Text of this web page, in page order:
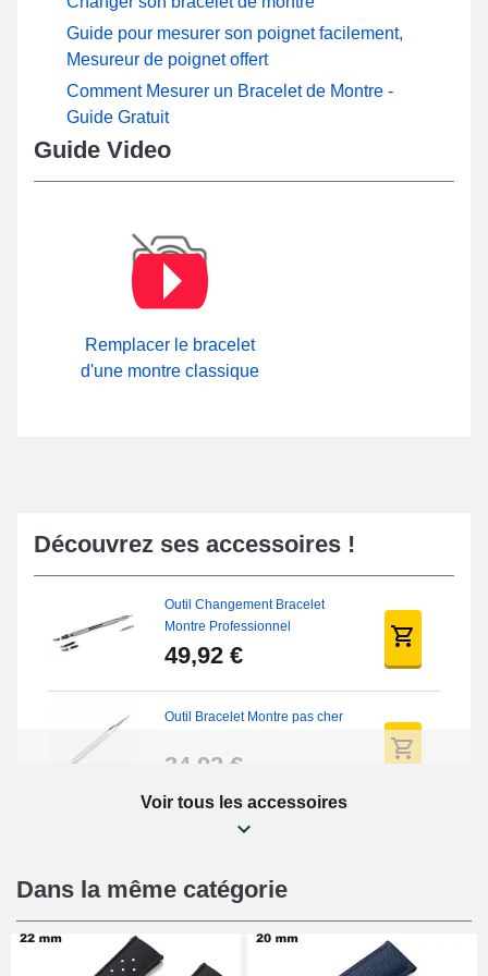
Guide pour mesurer son poignet facilement,
Mesureur de poignet offert
Comment Mesurer un Bracelet de Montre -
Guide Gratuit
Guide Video
Remplacer le bracelet
d'une montre classique
Découvrez ses accessoires !
Outil Changement Bracelet
Montre Professionnel
49,92 €
Outil Bracelet Montre pas cher
34,92 €
Kit Réparation Montre Débutant
16,90 €
Pied à Coulisse Numérique
Voir tous les accessoires
Dans la même catégorie